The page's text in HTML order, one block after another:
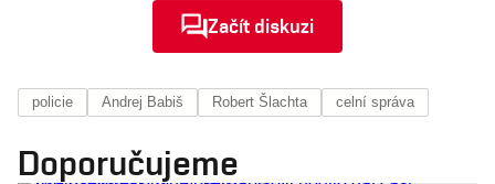
Začít diskuzi
policie Andrej Babiš Robert Šlachta celní správa
Doporučujeme